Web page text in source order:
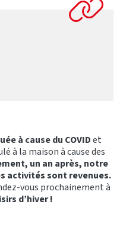
à cause du COVIDet
à la maison à cause des
un an après, notre
activités sont revenues.
vous prochainement à
d’hiver !